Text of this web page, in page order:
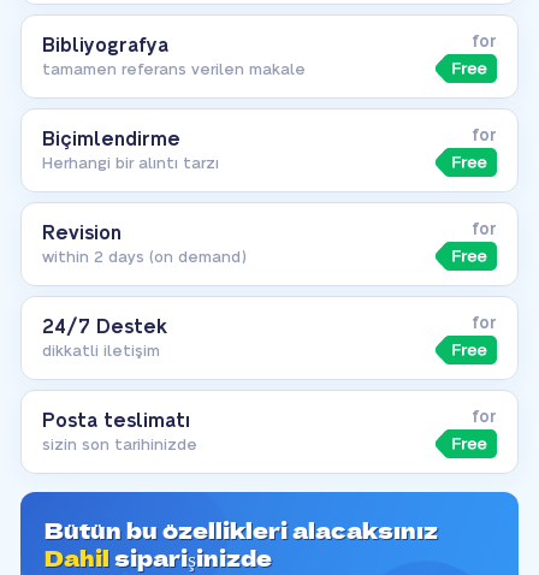
Bibliyografya
tamamen referans verilen makale
for
Biçimlendirme
Herhangi bir alıntı tarzı
for
Revision
within 2 days (on demand)
for
24/7 Destek
dikkatli iletişim
for
Posta teslimatı
sizin son tarihinizde
for
Bütün bu özellikleri alacaksınız
Dahilsiparişinizde